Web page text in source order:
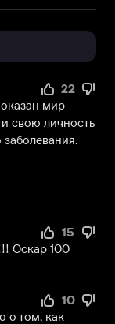
22
мир
свою личность
заболевания.
15
Оскар 100
10
о том, как